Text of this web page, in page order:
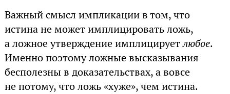
Важный смысл импликации в том, что
истина не может имплицировать ложь,
а ложное утверждение имплицируетлюбое.
Именно поэтому ложные высказывания
бесполезны в доказательствах, а вовсе
не потому, что ложь «хуже», чем истина.